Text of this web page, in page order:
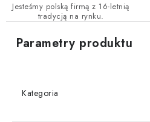
Jesteśmy polską firmą z 16-letnią
tradycją na rynku.
Parametry produktu
Kategoria